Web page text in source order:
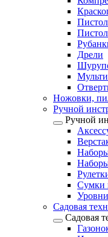
Дрели
Ножовки,
Ручной
Ручной
Сумки
Уровни
Садовая
Садовая